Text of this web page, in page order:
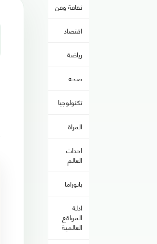
ثقافة وفن
اقتصاد
رياضة
صحه
تكنولوجيا
المراة
احداث
العالم
بانوراما
ادلة
المواقع
العالمية